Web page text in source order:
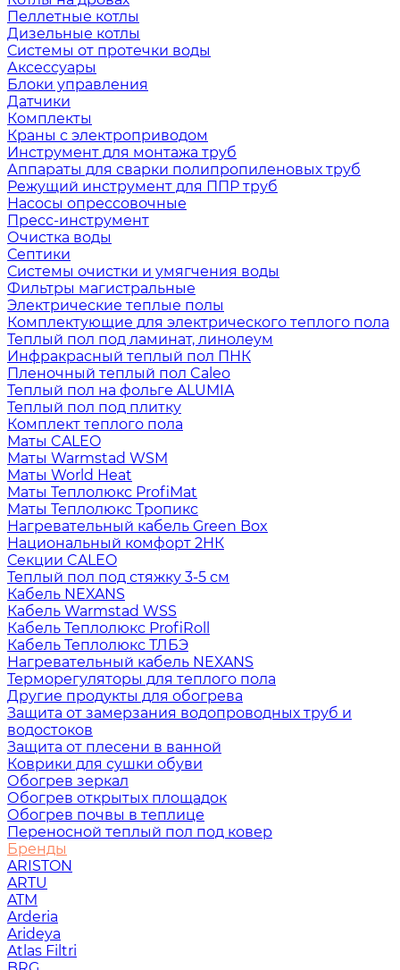
Пеллетные котлы
Дизельные котлы
Системы от протечки воды
Аксессуары
Блоки управления
Датчики
Комплекты
Краны с электроприводом
Инструмент для монтажа труб
Аппараты для сварки полипропиленовых труб
Режущий инструмент для ППР труб
Насосы опрессовочные
Пресс-инструмент
Очистка воды
Септики
Системы очистки и умягчения воды
Фильтры магистральные
Электрические теплые полы
Комплектующие для электрического теплого пола
Теплый пол под ламинат, линолеум
Инфракрасный теплый пол ПНК
Пленочный теплый пол Caleo
Теплый пол на фольге ALUMIA
Теплый пол под плитку
Комплект теплого пола
Маты CALEO
Маты Warmstad WSM
Маты World Heat
Маты Теплолюкс ProfiMat
Маты Теплолюкс Тропикс
Нагревательный кабель Green Box
Национальный комфорт 2НК
Секции CALEO
Теплый пол под стяжку 3-5 см
Кабель NEXANS
Кабель Warmstad WSS
Кабель Теплолюкс ProfiRoll
Кабель Теплолюкс ТЛБЭ
Нагревательный кабель NEXANS
Терморегуляторы для теплого пола
Другие продукты для обогрева
Защита от замерзания водопроводных труб и
водостоков
Защита от плесени в ванной
Коврики для сушки обуви
Обогрев зеркал
Обогрев открытых площадок
Обогрев почвы в теплице
Переносной теплый пол под ковер
Бренды
ARISTON
ARTU
ATM
Arderia
Arideya
Atlas Filtri